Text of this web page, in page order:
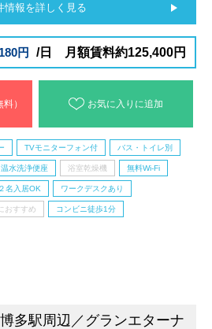
情報を詳しく見る
円 /日 月額賃料約125,400円
） お気に入りに追加
TVモニターフォン付 バス・トイレ別
温水洗浄便座 浴室乾燥機 無料Wi-Fi
２名入居OK ワークデスクあり
おすすめ コンビニ徒歩1分
駅周辺／グランエターナ